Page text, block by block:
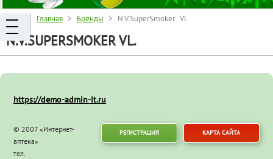
Главная > Бренды > N.V.SuperSmoker Vl.
N.V.SUPERSMOKER VL.
https://demo-admin-it.ru
© 2007 «Интернет-
аптека»
тел.
РЕГИСТРАЦИЯ КАРТА САЙТА